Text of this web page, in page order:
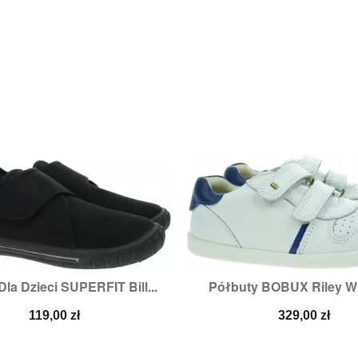
Dzieci SUPERFIT Bill...
Cena
119,00 zł
 Szybki podgląd
Półbuty BOBUX Riley
Cena
329,00 zł
Szybki podgląd